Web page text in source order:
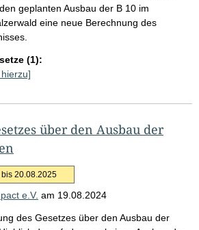
geplanten Ausbau der B 10 im
eine neue Berechnung des
(1):
über den Ausbau der
20.08.2025
e.V. am 19.08.2024
des Gesetzes über den Ausbau der